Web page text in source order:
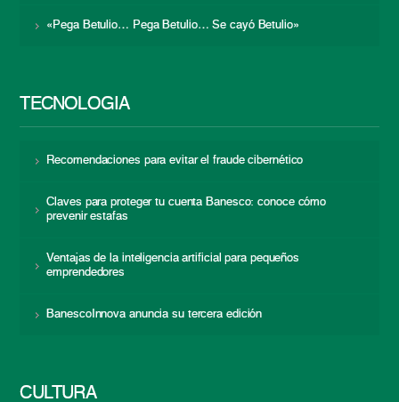
«Pega Betulio… Pega Betulio… Se cayó Betulio»
TECNOLOGÍA
Recomendaciones para evitar el fraude cibernético
Claves para proteger tu cuenta Banesco: conoce cómo
prevenir estafas
Ventajas de la inteligencia artificial para pequeños
emprendedores
BanescoInnova anuncia su tercera edición
CULTURA